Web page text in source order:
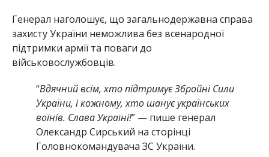
Генерал наголошує, що загальнодержавна справа
захисту України неможлива без всенародної
підтримки армії та поваги до
військовослужбовців.
“Вдячний всім, хто підтримує Збройні Сили
України, і кожному, хто шанує українських
воїнів. Слава Україні!” — пише генерал
Олександр Сирський на сторінці
Головнокомандувача ЗС України.